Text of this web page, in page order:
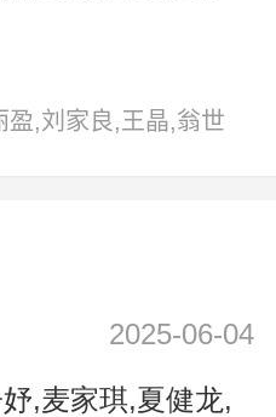
盈,刘家良,王晶,翁世
2025-06-04
,麦家琪,夏健龙,